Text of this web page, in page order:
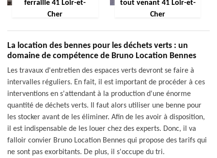
ferraille 41 Loir-et-
Cher
tout venant 41 Loir-et-
Cher
La location des bennes pour les déchets verts : un
domaine de compétence de Bruno Location Bennes
Les travaux d'entretien des espaces verts devront se faire à
intervalles réguliers. En fait, il est important de procéder à ces
interventions en s'attendant à la production d'une énorme
quantité de déchets verts. Il faut alors utiliser une benne pour
les stocker avant de les éliminer. Afin de les avoir à disposition,
il est indispensable de les louer chez des experts. Donc, il va
falloir convier Bruno Location Bennes qui propose des tarifs qui
ne sont pas exorbitants. De plus, il s'occupe du tri.